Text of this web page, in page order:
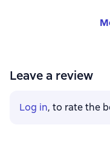
Leave a review
Log in, to rate the